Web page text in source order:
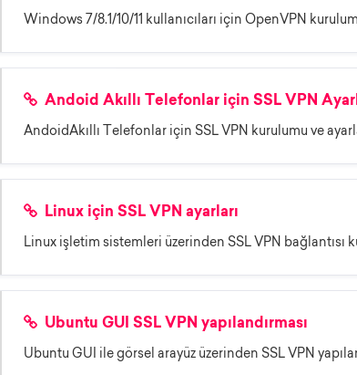
Windows 7/8.1/10/11 kullanıcıları için OpenVPN
Andoid Akıllı Telefonlar için SSL VPN
AndoidAkıllı Telefonlar için SSL VPN kurulumu ve
Linux için SSL VPN ayarları
Linux işletim sistemleri üzerinden SSL VPN bağlantısı
Ubuntu GUI SSL VPN yapılandırması
Ubuntu GUI ile görsel arayüz üzerinden SSL VPN